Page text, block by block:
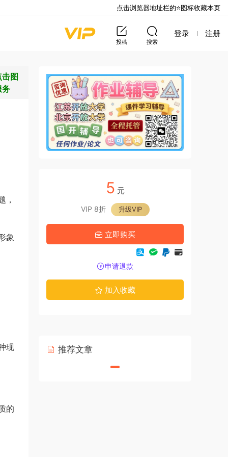
投稿 搜索
登录 注册
，
象
现
的
图
务
5 元
VIP 8折 升级VIP
立即购买
申请退款
加入收藏
推荐文章
点击浏览器地址栏的⭐图标收藏本页